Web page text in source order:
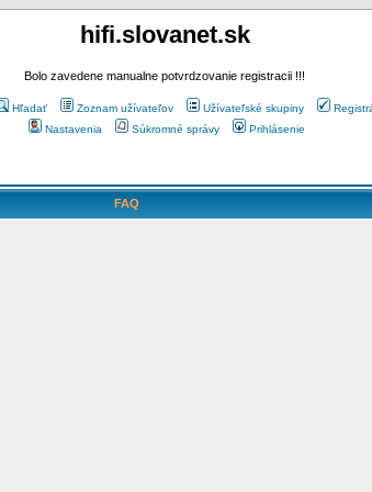
hifi.slovanet.sk
Bolo zavedene manualne potvrdzovanie registracii !!!
Hľadať Zoznam užívateľov Užívateľské skupiny
Nastavenia
Súkromné správy Prihlásenie
FAQ